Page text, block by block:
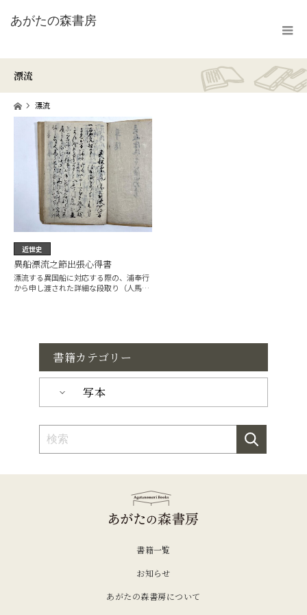
漂流
ホーム漂流
近世史
異船漂流之節出張心得書
漂流する異国船に対応する際の、浦奉行
から申し渡された詳細な段取り（人馬の
書籍カテゴリー
写本
書籍一覧
お知らせ
あがたの森書房について